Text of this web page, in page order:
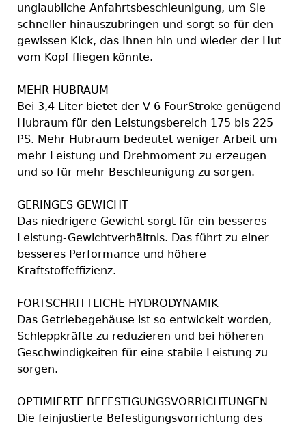
unglaubliche Anfahrtsbeschleunigung, um Sie
schneller hinauszubringen und sorgt so für den
gewissen Kick, das Ihnen hin und wieder der Hut
vom Kopf fliegen könnte.
MEHR HUBRAUM
Bei 3,4 Liter bietet der V-6 FourStroke genügend
Hubraum für den Leistungsbereich 175 bis 225
PS. Mehr Hubraum bedeutet weniger Arbeit um
mehr Leistung und Drehmoment zu erzeugen
und so für mehr Beschleunigung zu sorgen.
GERINGES GEWICHT
Das niedrigere Gewicht sorgt für ein besseres
Leistung-Gewichtverhältnis. Das führt zu einer
besseres Performance und höhere
Kraftstoffeffizienz.
FORTSCHRITTLICHE HYDRODYNAMIK
Das Getriebegehäuse ist so entwickelt worden,
Schleppkräfte zu reduzieren und bei höheren
Geschwindigkeiten für eine stabile Leistung zu
sorgen.
OPTIMIERTE BEFESTIGUNGSVORRICHTUNGEN
Die feinjustierte Befestigungsvorrichtung des